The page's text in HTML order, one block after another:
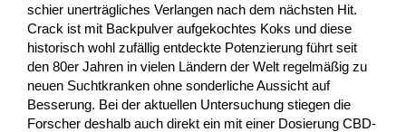
schier unerträgliches Verlangen nach dem nächsten Hit.
Crack ist mit Backpulver aufgekochtes Koks und diese
historisch wohl zufällig entdeckte Potenzierung führt seit
den 80er Jahren in vielen Ländern der Welt regelmäßig zu
neuen Suchtkranken ohne sonderliche Aussicht auf
Besserung. Bei der aktuellen Untersuchung stiegen die
Forscher deshalb auch direkt ein mit einer Dosierung CBD-